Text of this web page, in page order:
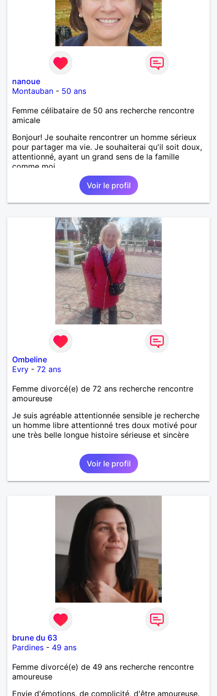
nanoue
Montauban - 50 ans
Femme célibataire de 50 ans recherche rencontre
amicale
Bonjour! Je souhaite rencontrer un homme sérieux
pour partager ma vie. Je souhaiterai qu'il soit doux,
attentionné, ayant un grand sens de la famille
comme moi.
Voir le profil
Ombeline
Evry - 72 ans
Femme divorcé(e) de 72 ans recherche rencontre
amoureuse
Je suis agréable attentionnée sensible je recherche
un homme libre attentionné tres doux motivé pour
une très belle longue histoire sérieuse et sincère
Voir le profil
brune du 63
Pardines - 49 ans
Femme divorcé(e) de 49 ans recherche rencontre
amoureuse
Envie d'émotions, de complicité, d'être amoureuse.